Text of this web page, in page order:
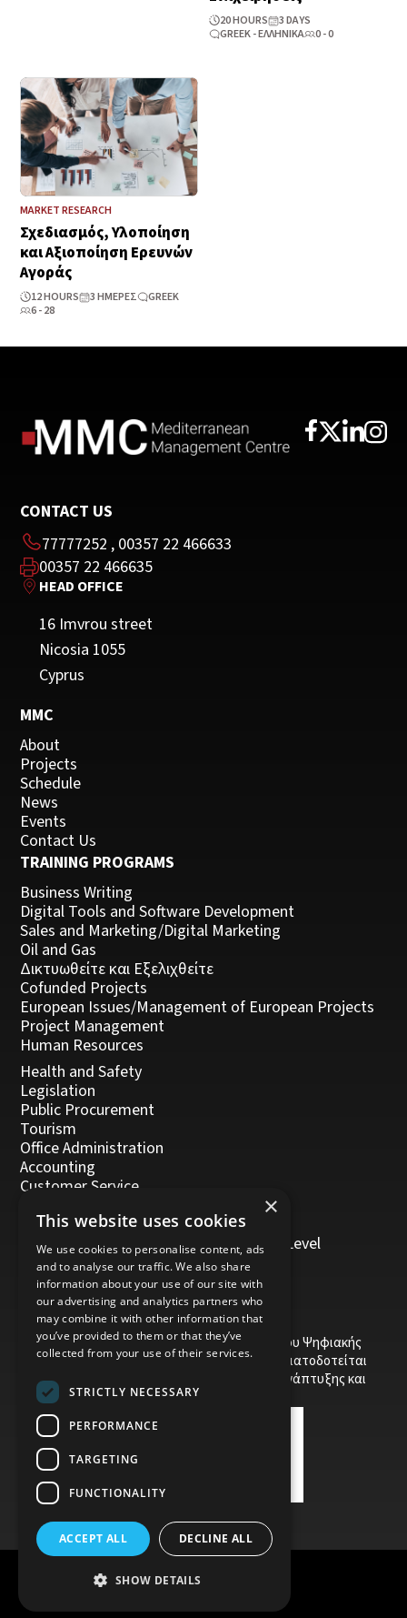
20 HOURS
3 DAYS
GREEK - ΕΛΛΗΝΙΚΆ
0 - 0
MARKET RESEARCH
Σχεδιασμός, Υλοποίηση
και Αξιοποίηση Ερευνών
Αγοράς
12 HOURS 3 ΗΜΈΡΕΣ
GREEK
6 - 28
CONTACT US
77777252 , 00357 22 466633
00357 22 466635
HEAD OFFICE
16 Imvrou street
Nicosia 1055
Cyprus
MMC
About
Projects
Schedule
News
Events
Contact Us
TRAINING PROGRAMS
Business Writing
Digital Tools and Software Development
Sales and Marketing/Digital Marketing
Oil and Gas
Δικτυωθείτε και Εξελιχθείτε
Cofunded Projects
European Issues/Management of European Projects
Project Management
Human Resources
Health and Safety
Legislation
Public Procurement
Tourism
Office Administration
Accounting
Customer Service
Management, Leadership and Coaching
Personal Development
Trainers/Trainer of Vocational Training Level
5/Moodle
Το έργο υποβλήθηκε στα πλαίσια του Σχεδίου Ψηφιακής
αναβάθμισης των Επιχειρήσεων και συγχρηματοδοτείται
από το Ευρωπαϊκό Ταμείο Περιφερειακής Ανάπτυξης και
την Κυπριακή Δημοκρατία.
Child Protection Policy
×
This website uses cookies
We use cookies to personalise content, ads
and to analyse our traffic. We also share
information about your use of our site with
our advertising and analytics partners who
may combine it with other information that
you’ve provided to them or that they’ve
collected from your use of their services.
STRICTLY NECESSARY
PERFORMANCE
TARGETING
FUNCTIONALITY
ACCEPT ALL DECLINE ALL
SHOW DETAILS